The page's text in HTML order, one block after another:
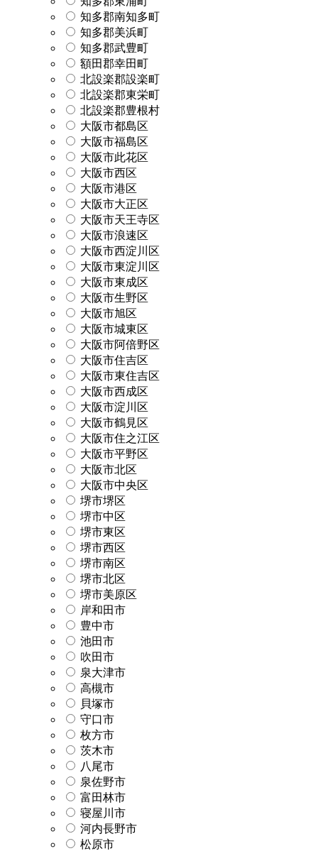
知多郡南知多町
知多郡美浜町
知多郡武豊町
額田郡幸田町
北設楽郡設楽町
北設楽郡東栄町
北設楽郡豊根村
大阪市都島区
大阪市福島区
大阪市此花区
大阪市西区
大阪市港区
大阪市大正区
大阪市天王寺区
大阪市浪速区
大阪市西淀川区
大阪市東淀川区
大阪市東成区
大阪市生野区
大阪市旭区
大阪市城東区
大阪市阿倍野区
大阪市住吉区
大阪市東住吉区
大阪市西成区
大阪市淀川区
大阪市鶴見区
大阪市住之江区
大阪市平野区
大阪市北区
大阪市中央区
堺市堺区
堺市中区
堺市東区
堺市西区
堺市南区
堺市北区
堺市美原区
岸和田市
豊中市
池田市
吹田市
泉大津市
高槻市
貝塚市
守口市
枚方市
茨木市
八尾市
泉佐野市
富田林市
寝屋川市
河内長野市
松原市